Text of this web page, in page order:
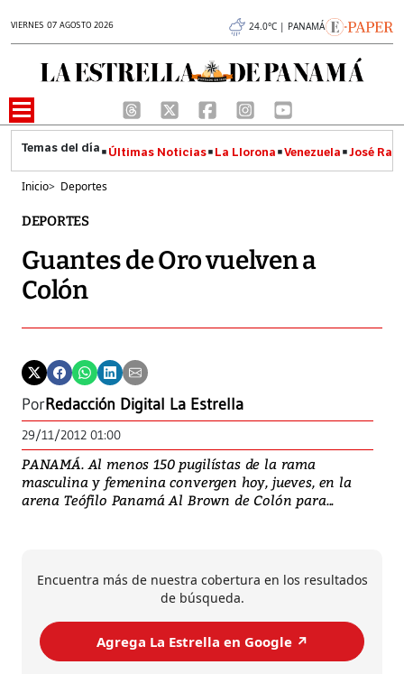
VIERNES 07 AGOSTO 2026 24.0°C | PANAMÁ
Últimas Noticias La Llorona Venezuela José
Inicio> Deportes
DEPORTES
Guantes de Oro vuelven a
Colón
PorRedacción Digital La Estrella
29/11/2012 01:00
PANAMÁ. Al menos 150 pugilístas de la rama
masculina y femenina convergen hoy, jueves, en la
arena Teófilo Panamá Al Brown de Colón para...
Encuentra más de nuestra cobertura en los resultados
de búsqueda.
Agrega La Estrella en Google ↗️